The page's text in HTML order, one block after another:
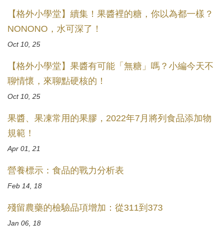
【格外小學堂】續集！果醬裡的糖，你以為都一樣？
NONONO，水可深了！
Oct 10, 25
【格外小學堂】果醬有可能「無糖」嗎？小編今天不
聊情懷，來聊點硬核的！
Oct 10, 25
果醬、果凍常用的果膠，2022年7月將列食品添加物
規範！
Apr 01, 21
營養標示：食品的戰力分析表
Feb 14, 18
殘留農藥的檢驗品項增加：從311到373
Jan 06, 18